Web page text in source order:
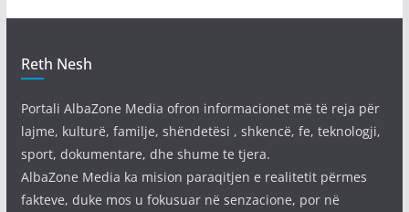
Reth Nesh
Portali AlbaZone Media ofron informacionet më të reja për
lajme, kulturë, familje, shëndetësi , shkencë, fe, teknologji,
sport, dokumentare, dhe shume te tjera.
AlbaZone Media ka mision paraqitjen e realitetit përmes
fakteve, duke mos u fokusuar në senzacione, por në